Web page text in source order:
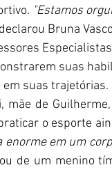
"Estamos
Bruna
suas
suas trajetórias.
mãe de
o esporte
em um
de um menino